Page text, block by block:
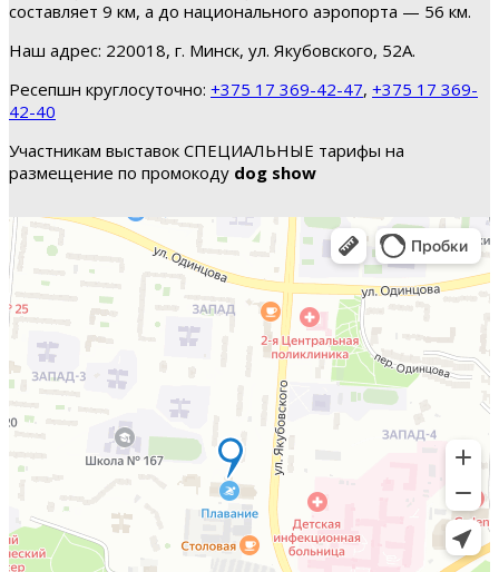
составляет 9 км, а до национального аэропорта — 56 км.
Наш адрес: 220018, г. Минск, ул. Якубовского, 52А.
Ресепшн круглосуточно: +375 17 369-42-47, +375 17 369-
42-40
Участникам выставок СПЕЦИАЛЬНЫЕ тарифы на
размещение по промокоду dog show